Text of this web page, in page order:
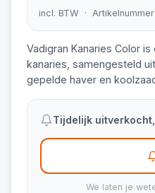
incl. BTW · Artikelnummer:
Vadigran Kanaries Color
kanaries, samengesteld
gepelde haver en
Tijdelijk
We laten je